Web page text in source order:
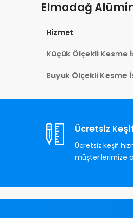
Elmadağ
Hizmet
Küçük Ölçekli Kesme
Büyük Ölçekli Kesme
Ücretsiz Keşif
Ücretsiz keşif
müşterilerimize